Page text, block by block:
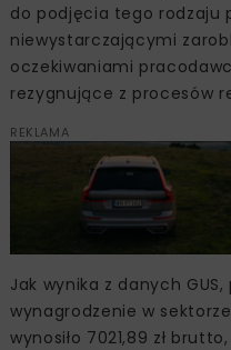
do podjęcia tego rodzaju
niewystarczającymi
oczekiwaniami
rezygnujące z procesów
REKLAMA
Jak wynika z danych
wynagrodzenie w
wynosiło 7021,89 zł